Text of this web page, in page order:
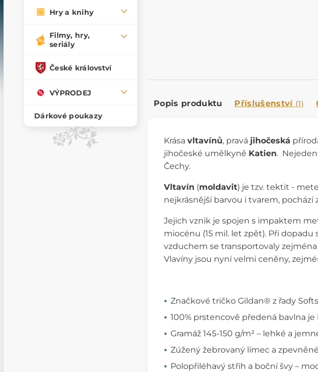
Hry a knihy
Filmy, hry,
seriály
České království
VÝPRODEJ
Dárkové poukazy
Popis produktu Příslušenství (1)
Krása vltavínů, pravá jihočeská
jihočeské umělkyně Katien.
Čechy.
Vltavín (moldavit) je tzv. tektit -
nejkrásnější barvou i tvarem, pochází
Jejich vznik je spojen s impaktem
miocénu (15 mil. let zpět). Při
vzduchem se transportovaly zejména
Vlavíny jsou nyní velmi ceněny,
Značkové tričko Gildan® z řady
100% prstencově předená bavlna
Gramáž 145-150 g/m² – lehké a
Zúžený žebrovaný límec a
Polopřiléhavý střih a boční švy –